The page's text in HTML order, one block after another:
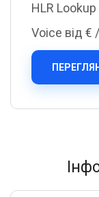
HLR Lookup
Voice від €